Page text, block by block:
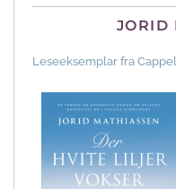
JORID
Leseeksemplar fra